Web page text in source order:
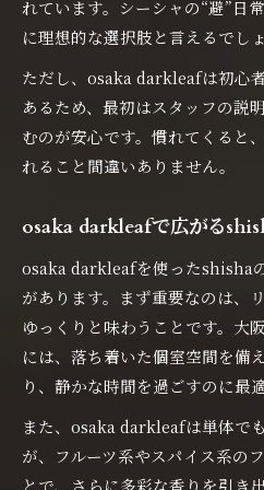
れています。シーシャの“避”日
に理想的な選択肢と言えるでしょ
ただし、osaka darkleafは初心
あるため、最初はスタッフの説
むのが安心です。慣れてくると
れること間違いありません。
osaka darkleafで広がる
osaka darkleafを使ったshisha
があります。まず重要なのは、
ゆっくりと味わうことです。大
には、落ち着いた個室空間を備
り、静かな時間を過ごすのに最適
また、osaka darkleafは単体で
が、フルーツ系やスパイス系の
とで、さらに多彩な香りを引き